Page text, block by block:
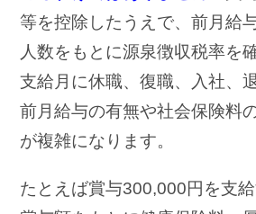
等を控除したうえで、前月給
人数をもとに源泉徴収税率を
支給月に休職、復職、入社、
前月給与の有無や社会保険料
が複雑になります。
たとえば賞与300,000円を支